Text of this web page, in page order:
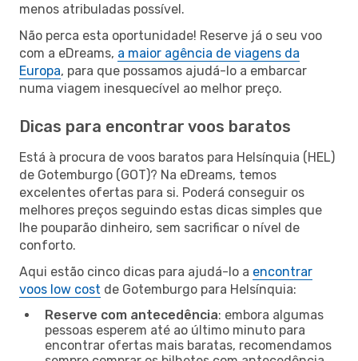
menos atribuladas possível.
Não perca esta oportunidade! Reserve já o seu voo
com a eDreams, a maior agência de viagens da
Europa, para que possamos ajudá-lo a embarcar
numa viagem inesquecível ao melhor preço.
Dicas para encontrar voos baratos
Está à procura de voos baratos para Helsínquia (HEL)
de Gotemburgo (GOT)? Na eDreams, temos
excelentes ofertas para si. Poderá conseguir os
melhores preços seguindo estas dicas simples que
lhe pouparão dinheiro, sem sacrificar o nível de
conforto.
Aqui estão cinco dicas para ajudá-lo a encontrar
voos low cost de Gotemburgo para Helsínquia:
Reserve com antecedência: embora algumas
pessoas esperem até ao último minuto para
encontrar ofertas mais baratas, recomendamos